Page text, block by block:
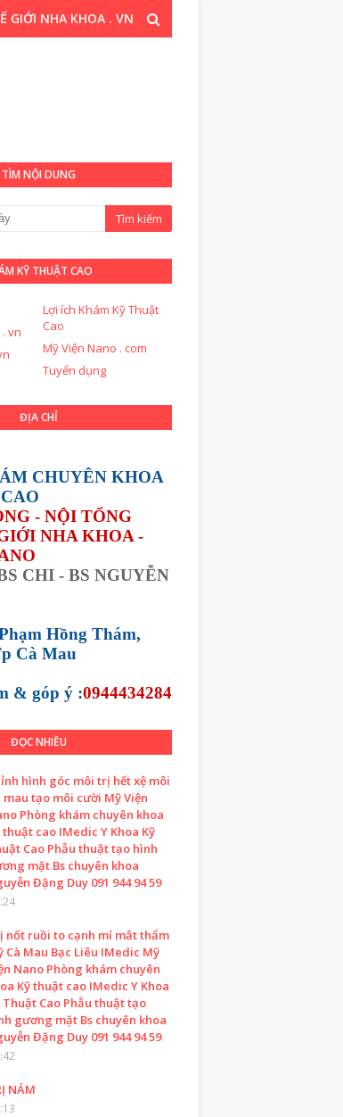
GIỚI NHA KHOA . VN
TÌM NỘI DUNG
KỸ THUẬT CAO
Lợi ích Khám Kỹ Thuật
Cao
vn
Mỹ Viện Nano . com
Tuyển dụng
ĐỊA CHỈ
CHUYÊN KHOA
- NỘI TỔNG
NHA KHOA -
CHI - BS NGUYỄN
Hồng Thám,
Cà Mau
& góp ý :0944434284
ĐỌC NHIỀU
hình góc môi trị hết xệ môi
mau tạo môi cười Mỹ Viện
Phòng khám chuyên khoa
thuật cao IMedic Y Khoa Kỹ
Cao Phẫu thuật tạo hình
mặt Bs chuyên khoa
Đặng Duy 091 944 94 59
nốt ruồi to cạnh mí mắt thẩm
Cà Mau Bạc Liêu IMedic Mỹ
Nano Phòng khám chuyên
Kỹ thuật cao IMedic Y Khoa
Thuật Cao Phẫu thuật tạo
gương mặt Bs chuyên khoa
Đặng Duy 091 944 94 59
NÁM